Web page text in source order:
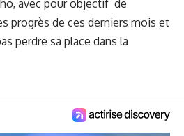
avec pour objectif de
progrès de ces derniers mois et
perdre sa place dans la